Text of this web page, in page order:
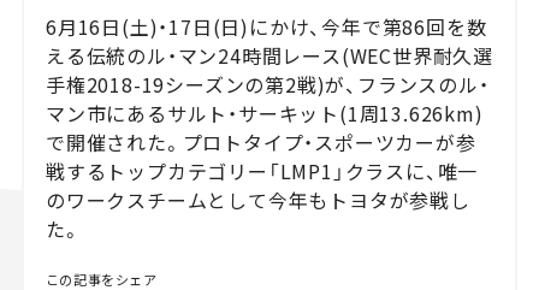
6月16日(土)・17日(日)にかけ、今年で第86回を数
える伝統のル・マン24時間レース(WEC世界耐久選
手権2018-19シーズンの第2戦)が、フランスのル・
マン市にあるサルト・サーキット(1周13.626km)
で開催された。プロトタイプ・スポーツカーが参
戦するトップカテゴリー「LMP1」クラスに、唯一
のワークスチームとして今年もトヨタが参戦し
た。
この記事をシェア
Special
Series
Campaign
人気のハッシュタグ
スズキ ジムニー｜Suzuki Jimny
スズキ｜Suzuki
マツダ｜Mazda